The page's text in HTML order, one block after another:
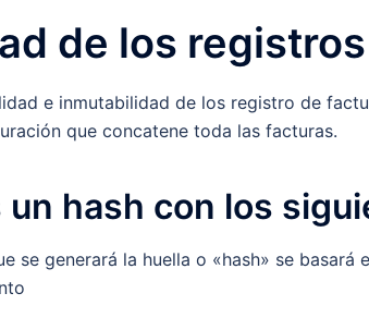
de los
e inmutabilidad de los registro de
que concatene toda las facturas.
un hash con los
se generará la huella o «hash» se